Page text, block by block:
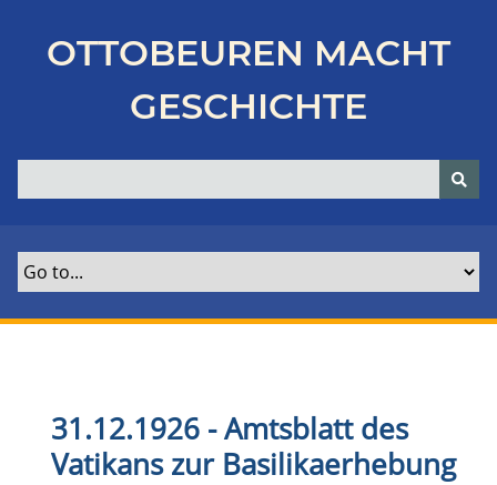
p
OTTOBEUREN MACHT
GESCHICHTE
31.12.1926 - Amtsblatt des
Vatikans zur Basilikaerhebung